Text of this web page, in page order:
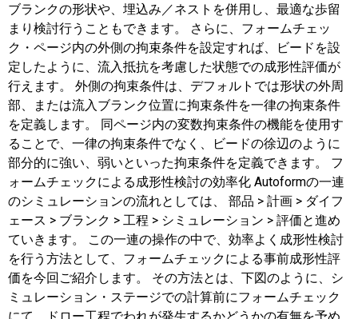
ブランクの形状や、埋込み／ネストを併用し、最適な歩留
まり検討行うこともできます。 さらに、フォームチェッ
ク・ページ内の外側の拘束条件を設定すれば、ビードを設
定したように、流入抵抗を考慮した状態での成形性評価が
行えます。 外側の拘束条件は、デフォルトでは形状の外周
部、または流入ブランク位置に拘束条件を一律の拘束条件
を定義します。 同ページ内の変数拘束条件の機能を使用す
ることで、一律の拘束条件でなく、ビードの徐辺のように
部分的に強い、弱いといった拘束条件を定義できます。 フ
ォームチェックによる成形性検討の効率化 Autoformの一連
のシミュレーションの流れとしては、 部品 > 計画 > ダイフ
ェース > ブランク > 工程 > シミュレーション > 評価と進め
ていきます。 この一連の操作の中で、効率よく成形性検討
を行う方法として、フォームチェックによる事前成形性評
価を今回ご紹介します。 その方法とは、下図のように、シ
ミュレーション・ステージでの計算前にフォームチェック
にて、ドロー工程でわれが発生するかどうかの有無を予め